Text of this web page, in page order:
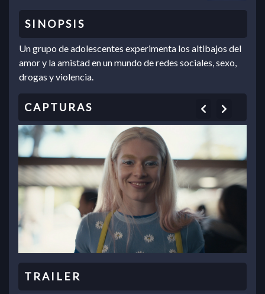
Un grupo de adolescentes experimenta los altibajos del
amor y la amistad en un mundo de redes sociales, sexo,
drogas y violencia.
Previous